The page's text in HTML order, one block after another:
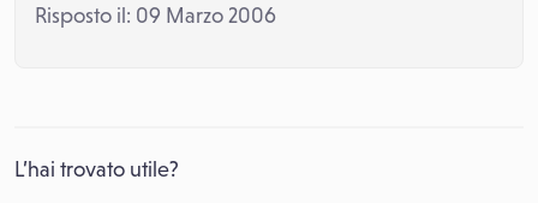
Risposto il: 09 Marzo 2006
L’hai trovato utile?